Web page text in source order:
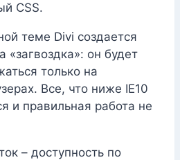
CSS.
теме Divi создается
«загвоздка»: он будет
только на
Все, что ниже IE10
и правильная работа не
– доступность по